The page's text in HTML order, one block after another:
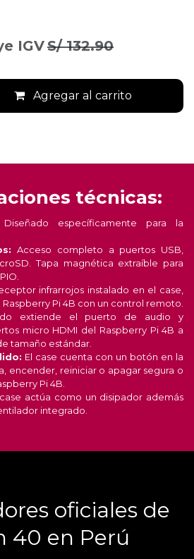
IGVS/132.90
Agregar al carrito
técnicas:
Diseñado específicamente para la
Acceso completo a puertos USB,
Tapa magnética extraíble para
infrarrojos instalado en el case,
Pi 4B con un control remoto.
extiende el puerto de audio y
micro HDMI del Raspberry Pi 4B a
tamaño estándar.
El case cuenta con un botón en la
encender, reiniciar o apagar segura o
Pi 4B.
actúa como un disipador además
integrado.
oficiales de
40 en Perú